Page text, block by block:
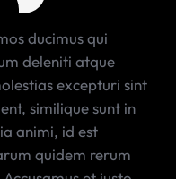
ducimus qui
deleniti atque
excepturi sint
similique sunt in
animi, id est
quidem rerum